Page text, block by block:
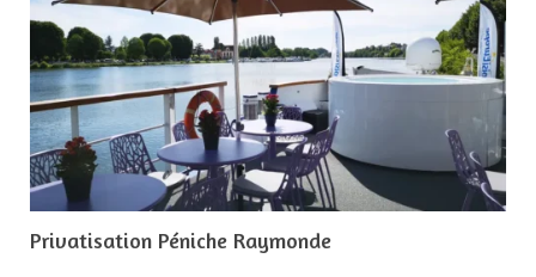
Privatisation Péniche Raymonde